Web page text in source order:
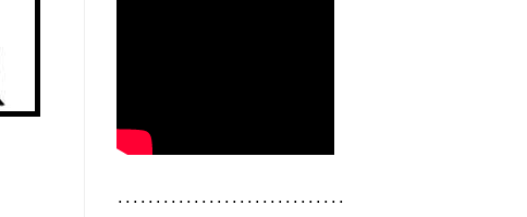
..............................